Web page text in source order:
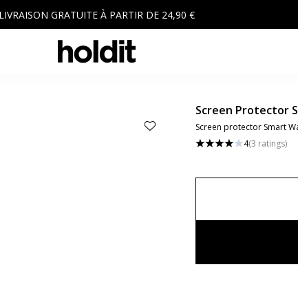
LIVRAISON GRATUITE À PARTIR DE 24,90 €
Screen Protector
Screen protector Smart
4(3 ratings)